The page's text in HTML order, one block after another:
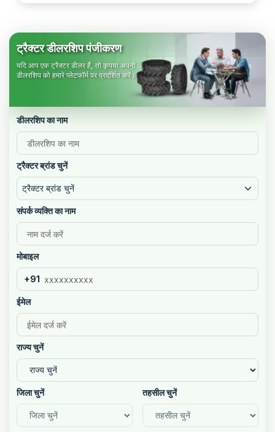
ट्रैक्टर डीलरशिप पंजीकरण
यदि आप एक ट्रैक्टर डीलर हैं, तो कृपया अपनी
डीलरशिप को हमारे प्लेटफॉर्म पर प्रदर्शित करें।
डीलरशिप का नाम
ट्रैक्टर ब्रांड चुनें
ट्रैक्टर ब्रांड चुनें
संपर्क व्यक्ति का नाम
मोबाइल
+91
ईमेल
राज्य चुनें
जिला चुनें तहसील चुनें